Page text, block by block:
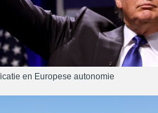
en Europese autonomie